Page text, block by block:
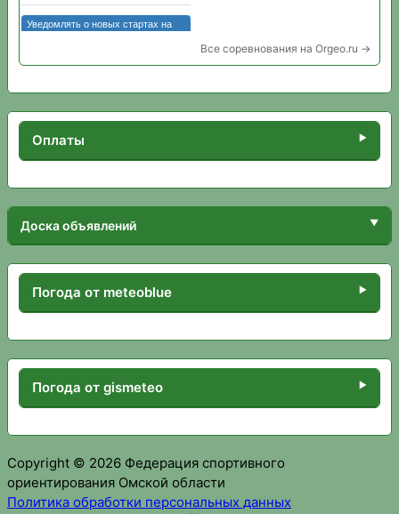
Все соревнования на Orgeo.ru →
Оплаты
Доска объявлений
Погода от meteoblue
Погода от gismeteo
Copyright © 2026 Федерация спортивного
ориентирования Омской области
Политика обработки персональных данных